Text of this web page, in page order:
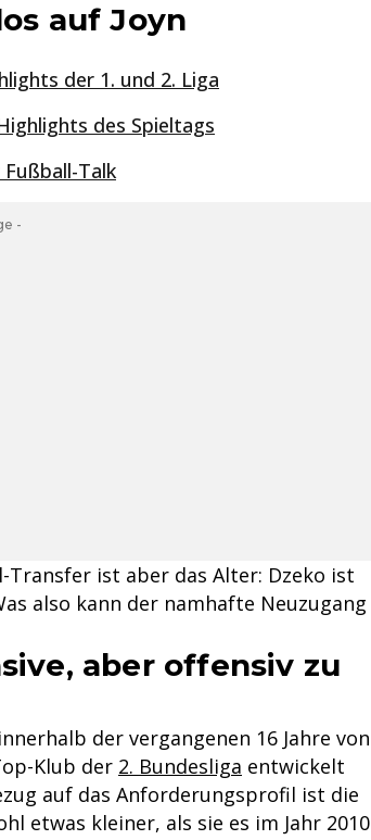
auf Joyn
der 1. und 2. Liga
des Spieltags
Talk
-
ist aber das Alter: Dzeko ist
also kann der namhafte Neuzugang
aber offensiv zu
der vergangenen 16 Jahre von
Klub der 2. Bundesliga entwickelt
auf das Anforderungsprofil ist die
etwas kleiner, als sie es im Jahr 2010